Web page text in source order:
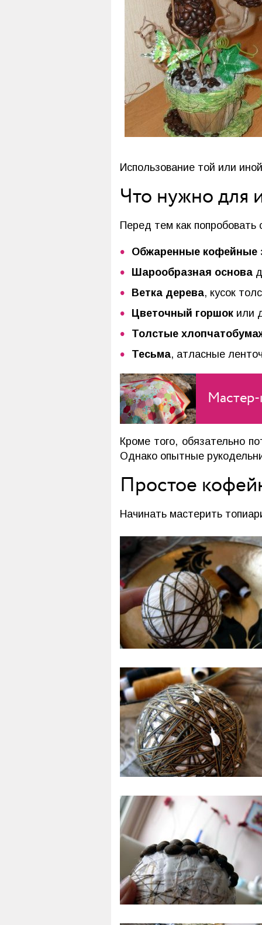
Использование той или
Что нужно для
Перед тем как
Обжаренные кофейные
Шарообразная основа
Ветка дерева, кусок
Цветочный горшок или
Толстые
Тесьма, атласные
Кроме того, обязательно
Однако опытные
Простое
Начинать мастерить